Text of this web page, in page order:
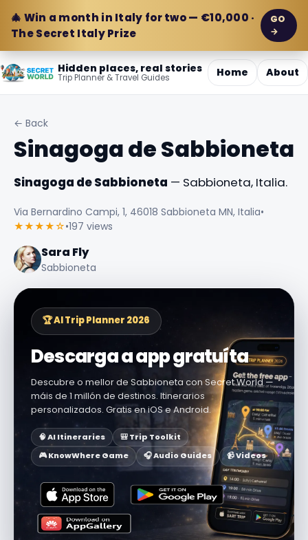
🎄 Win a month in Italy for two — €10,000 ·
The Secret Italy Prize
GO
→
Hidden places, real stories
Trip Planner & Travel Guides Home About
← Back
Sinagoga de Sabbioneta
Sinagoga de Sabbioneta — Sabbioneta, Italia.
Via Bernardino Campi, 1, 46018 Sabbioneta MN, Italia•
★★★★☆•197 views
Sara Fly
Sabbioneta
🏆 AI Trip Planner 2026
Descarga a app gratuíta
Descubre o mellor de Sabbioneta con Secret World —
máis de 1 millón de destinos. Itinerarios
personalizados. Gratis en iOS e Android.
🧠 AI Itineraries
🎒 Trip Toolkit
🎮 KnowWhere Game
🎧 Audio Guides 📹 Videos